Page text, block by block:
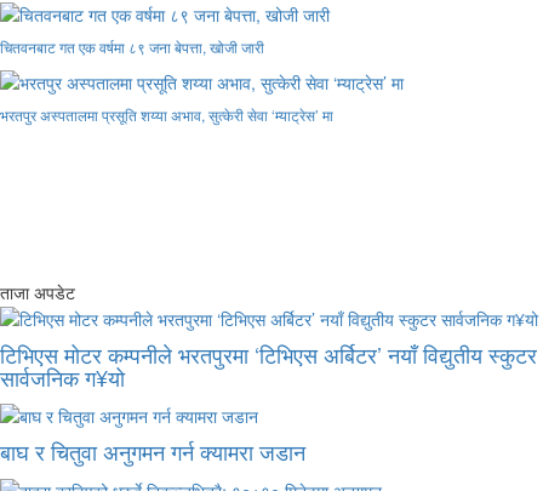
चितवनबाट गत एक वर्षमा ८९ जना बेपत्ता, खोजी जारी
भरतपुर अस्पतालमा प्रसूति शय्या अभाव, सुत्केरी सेवा ‘म्याट्रेस’ मा
ताजा अपडेट
टिभिएस मोटर कम्पनीले भरतपुरमा ‘टिभिएस अर्बिटर’ नयाँ विद्युतीय स्कुटर
सार्वजनिक ग¥यो
बाघ र चितुवा अनुगमन गर्न क्यामरा जडान